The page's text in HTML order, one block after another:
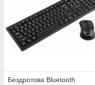
Бездротова Bluetooth